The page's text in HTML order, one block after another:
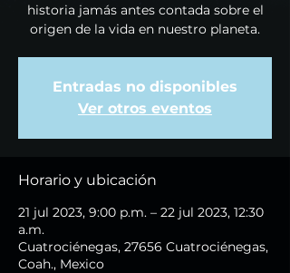
historia jamás antes contada sobre el
origen de la vida en nuestro planeta.
Entradas no disponibles
Ver otros eventos
Horario y ubicación
21 jul 2023, 9:00 p.m. – 22 jul 2023, 12:30
a.m.
Cuatrociénegas, 27656 Cuatrociénegas,
Coah., Mexico